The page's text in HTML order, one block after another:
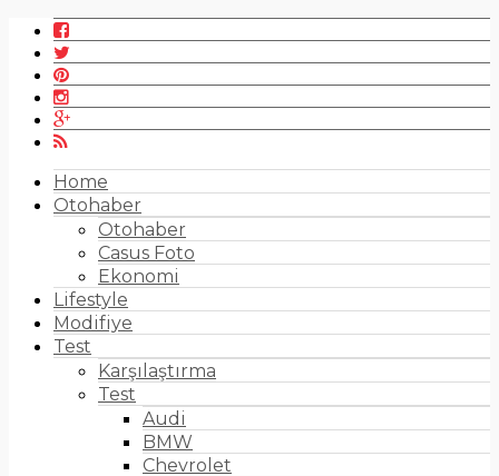
Home
Otohaber
Otohaber
Casus Foto
Ekonomi
Lifestyle
Modifiye
Test
Karşılaştırma
Test
Audi
BMW
Chevrolet